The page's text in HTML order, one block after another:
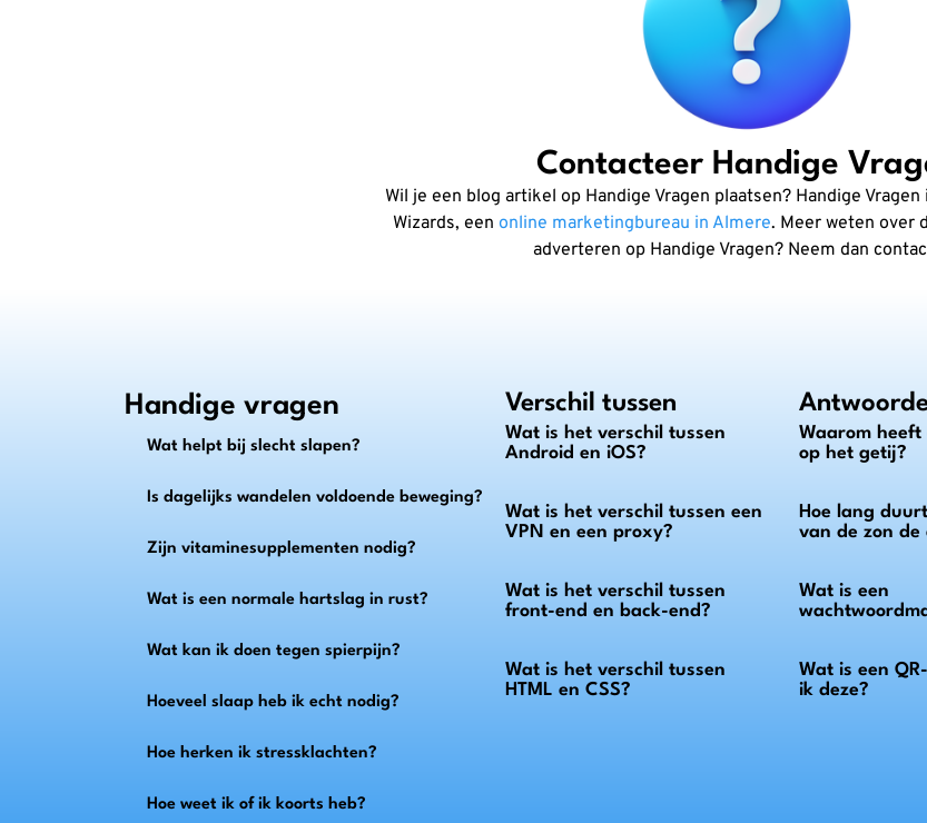
Contacteer Handige
Wil je een blog artikel op Handige Vragen plaatsen? Handige
Wizards, een online marketingbureau in Almere. Meer weten over
adverteren op Handige Vragen? Neem dan
Handige vragen
Wat helpt bij slecht slapen?
Is dagelijks wandelen voldoende beweging?
Zijn vitaminesupplementen nodig?
Wat is een normale hartslag in rust?
Wat kan ik doen tegen spierpijn?
Hoeveel slaap heb ik echt nodig?
Hoe herken ik stressklachten?
Hoe weet ik of ik koorts heb?
Verschil tussen
Wat is het verschil tussen
Android en iOS?
Wat is het verschil tussen een
VPN en een proxy?
Wat is het verschil tussen
front-end en back-end?
Wat is het verschil tussen
HTML en CSS?
Waarom heeft
op het getij?
Hoe lang
van de zon
Wat is een
Wat is een
ik deze?